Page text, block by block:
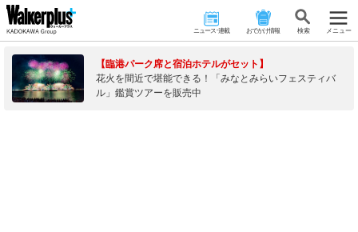
ニュース･連載 おでかけ情報 検 索 メニュー
【臨港パーク席と宿泊ホテルがセット】
花火を間近で堪能できる！「みなとみらいフェスティバ
ル」鑑賞ツアーを販売中